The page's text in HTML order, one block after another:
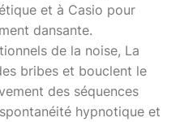
et à Casio pour
dansante.
de la noise, La
bribes et bouclent le
des séquences
hypnotique et